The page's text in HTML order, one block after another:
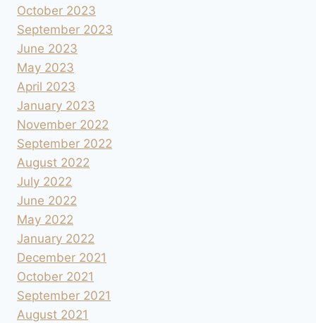
October 2023
September 2023
June 2023
May 2023
April 2023
January 2023
November 2022
September 2022
August 2022
July 2022
June 2022
May 2022
January 2022
December 2021
October 2021
September 2021
August 2021